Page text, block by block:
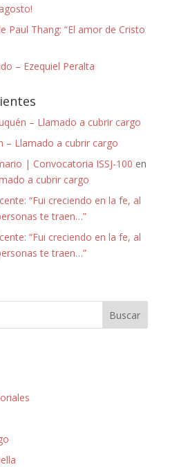
Paul Thang: “El amor de Cristo
– Ezequiel Peralta
– Llamado a cubrir cargo
– Llamado a cubrir cargo
| Convocatoria ISSJ-100 en
a cubrir cargo
“Fui creciendo en la fe, al
te traen…”
“Fui creciendo en la fe, al
te traen…”